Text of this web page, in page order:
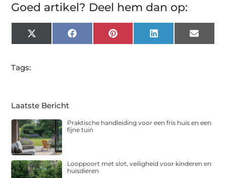
Goed artikel? Deel hem dan op:
X
(Twitter)
FacebookPinterest LinkedIn Email
Tags:
Laatste Bericht
Praktische handleiding voor een fris huis en een
fijne tuin
Looppoort met slot, veiligheid voor kinderen en
huisdieren